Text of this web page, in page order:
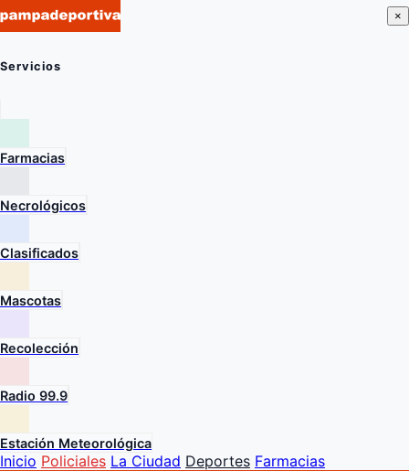
×
Servicios
Farmacias
Necrológicos
Clasificados
Mascotas
Recolección
Radio 99.9
Estación Meteorológica
Inicio Policiales La Ciudad Deportes Farmacias